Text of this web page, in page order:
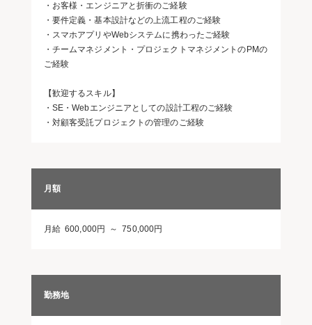
・お客様・エンジニアと折衝のご経験
・要件定義・基本設計などの上流工程のご経験
・スマホアプリやWebシステムに携わったご経験
・チームマネジメント・プロジェクトマネジメントのPMの
ご経験
【歓迎するスキル】
・SE・Webエンジニアとしての設計工程のご経験
・対顧客受託プロジェクトの管理のご経験
月額
月給 600,000円 ～ 750,000円
勤務地